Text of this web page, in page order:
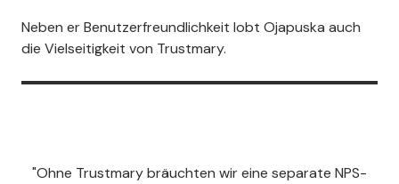
Neben er Benutzerfreundlichkeit lobt Ojapuska auch
die Vielseitigkeit von Trustmary.
"Ohne Trustmary bräuchten wir eine separate NPS-